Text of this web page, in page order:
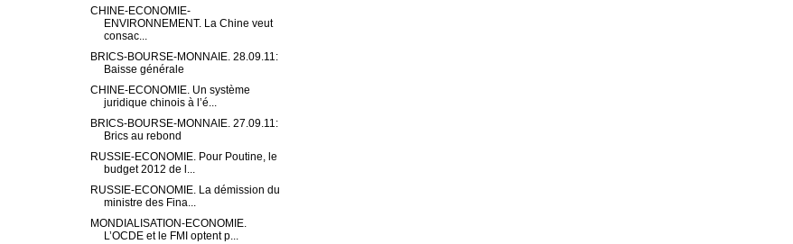
CHINE-ECONOMIE-
ENVIRONNEMENT. La Chine veut
consac...
BRICS-BOURSE-MONNAIE. 28.09.11:
Baisse générale
CHINE-ECONOMIE. Un système
juridique chinois à l’é...
BRICS-BOURSE-MONNAIE. 27.09.11:
Brics au rebond
RUSSIE-ECONOMIE. Pour Poutine, le
budget 2012 de l...
RUSSIE-ECONOMIE. La démission du
ministre des Fina...
MONDIALISATION-ECONOMIE.
L’OCDE et le FMI optent p...